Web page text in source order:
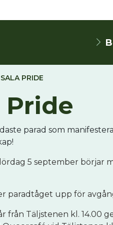
SALA PRIDE
Pride
parad som
5 september börjar
paradtåget upp för
från Täljstenen kl. 14.00